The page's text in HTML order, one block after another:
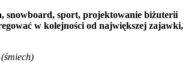
snowboard, sport, projektowanie biżuterii
w kolejności od największej zajawki,
(śmiech)